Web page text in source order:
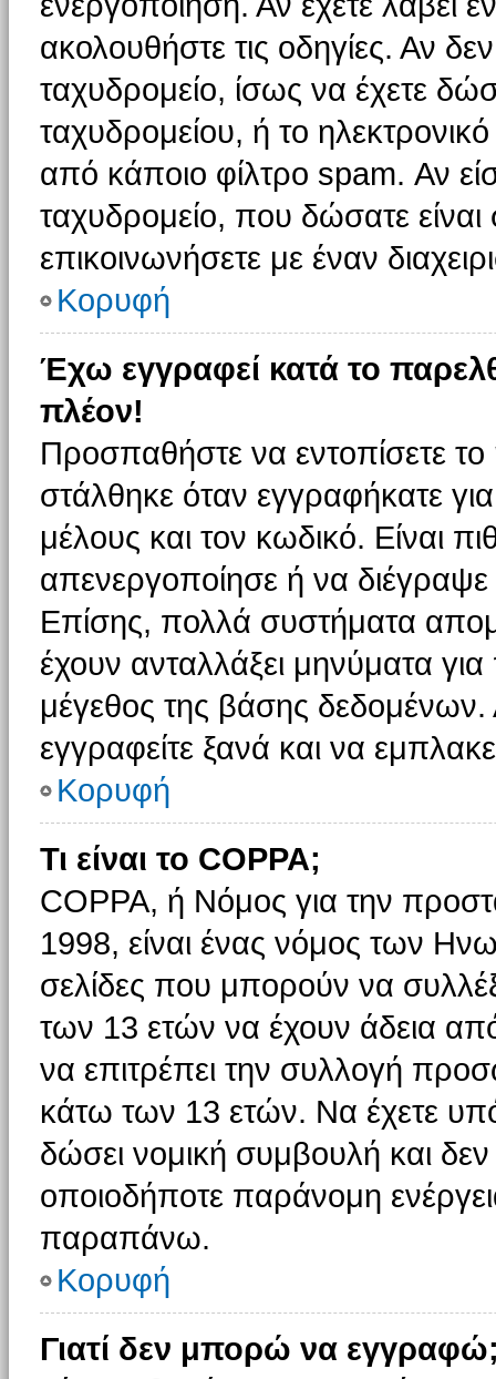
ακολουθήστε τις οδηγίες. Αν
ταχυδρομείο, ίσως να έχετε
ταχυδρομείου, ή το
από κάποιο φίλτρο spam. Αν
ταχυδρομείο, που δώσατε
επικοινωνήσετε με έναν
Κορυφή
Έχω εγγραφεί κατά το
πλέον!
Προσπαθήστε να εντοπίσετε
στάλθηκε όταν εγγραφήκατε
μέλους και τον κωδικό. Είναι
απενεργοποίησε ή να
Επίσης, πολλά συστήματα
έχουν ανταλλάξει μηνύματα
μέγεθος της βάσης
εγγραφείτε ξανά και να
Κορυφή
Τι είναι το COPPA;
COPPA, ή Νόμος για την
1998, είναι ένας νόμος των
σελίδες που μπορούν να
των 13 ετών να έχουν άδεια
να επιτρέπει την συλλογή
κάτω των 13 ετών. Να έχετε
δώσει νομική συμβουλή και δεν
οποιοδήποτε παράνομη
παραπάνω.
Κορυφή
Γιατί δεν μπορώ να